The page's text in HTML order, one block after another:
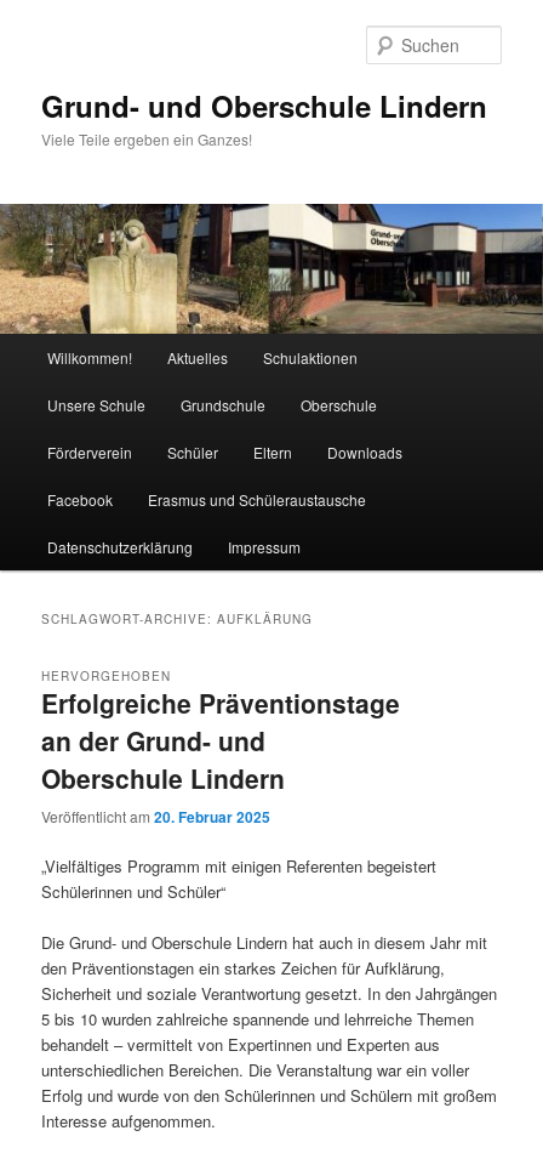
Grund- und Oberschule Lindern
Viele Teile ergeben ein Ganzes!
Willkommen! Aktuelles Schulaktionen
Unsere Schule Grundschule Oberschule
Förderverein Schüler Eltern Downloads
Facebook Erasmus und Schüleraustausche
Datenschutzerklärung Impressum
SCHLAGWORT-ARCHIVE:AUFKLÄRUNG
Erfolgreiche Präventionstage
an der Grund- und
Oberschule Lindern
HERVORGEHOBEN
Veröffentlicht am20. Februar 2025
„Vielfältiges Programm mit einigen Referenten begeistert
Schülerinnen und Schüler“
Die Grund- und Oberschule Lindern hat auch in diesem Jahr mit
den Präventionstagen ein starkes Zeichen für Aufklärung,
Sicherheit und soziale Verantwortung gesetzt. In den Jahrgängen
5 bis 10 wurden zahlreiche spannende und lehrreiche Themen
behandelt – vermittelt von Expertinnen und Experten aus
unterschiedlichen Bereichen. Die Veranstaltung war ein voller
Erfolg und wurde von den Schülerinnen und Schülern mit großem
Interesse aufgenommen.